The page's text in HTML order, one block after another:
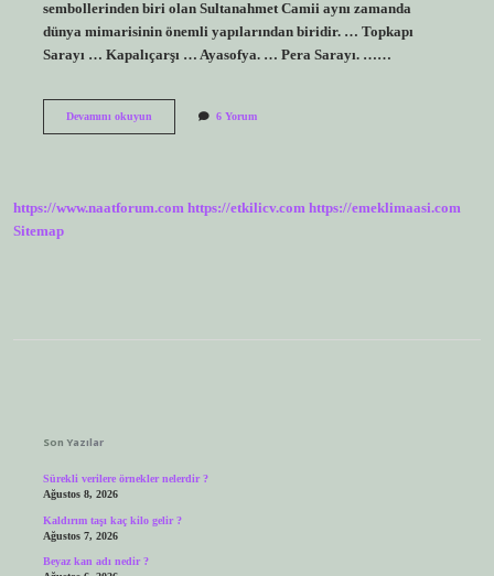
sembollerinden biri olan Sultanahmet Camii aynı zamanda
dünya mimarisinin önemli yapılarından biridir. … Topkapı
Sarayı … Kapalıçarşı … Ayasofya. … Pera Sarayı. ……
Devamını okuyunHangisi
6 Yorum
https://www.naatforum.com https://etkilicv.com https://emeklimaasi.com
Sitemap
Son Yazılar
Sürekli verilere örnekler nelerdir ?
Ağustos 8, 2026
Kaldırım taşı kaç kilo gelir ?
Ağustos 7, 2026
Beyaz kan adı nedir ?